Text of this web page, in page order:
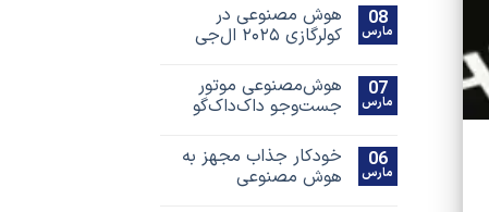
08
مارس
هوش مصنوعی در
کولرگازی ۲۰۲۵ ال‌جی
07
مارس
هوش‌مصنوعی موتور
جست‌و‌جو داک‌داک‌گو
06
مارس
خودکار جذاب مجهز به
هوش مصنوعی